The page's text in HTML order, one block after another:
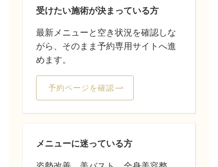
受けたい施術が決まっている方
最新メニューと空き状況を確認しな
がら、そのまま予約専用サイトへ進
めます。
予約ページを確認
メニューに迷っている方